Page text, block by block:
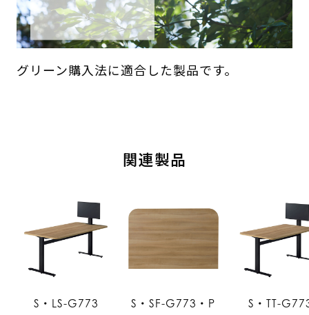
グリーン購入法に適合した製品です。
関連製品
S・LS-G773 S・SF-G773・P S・TT-